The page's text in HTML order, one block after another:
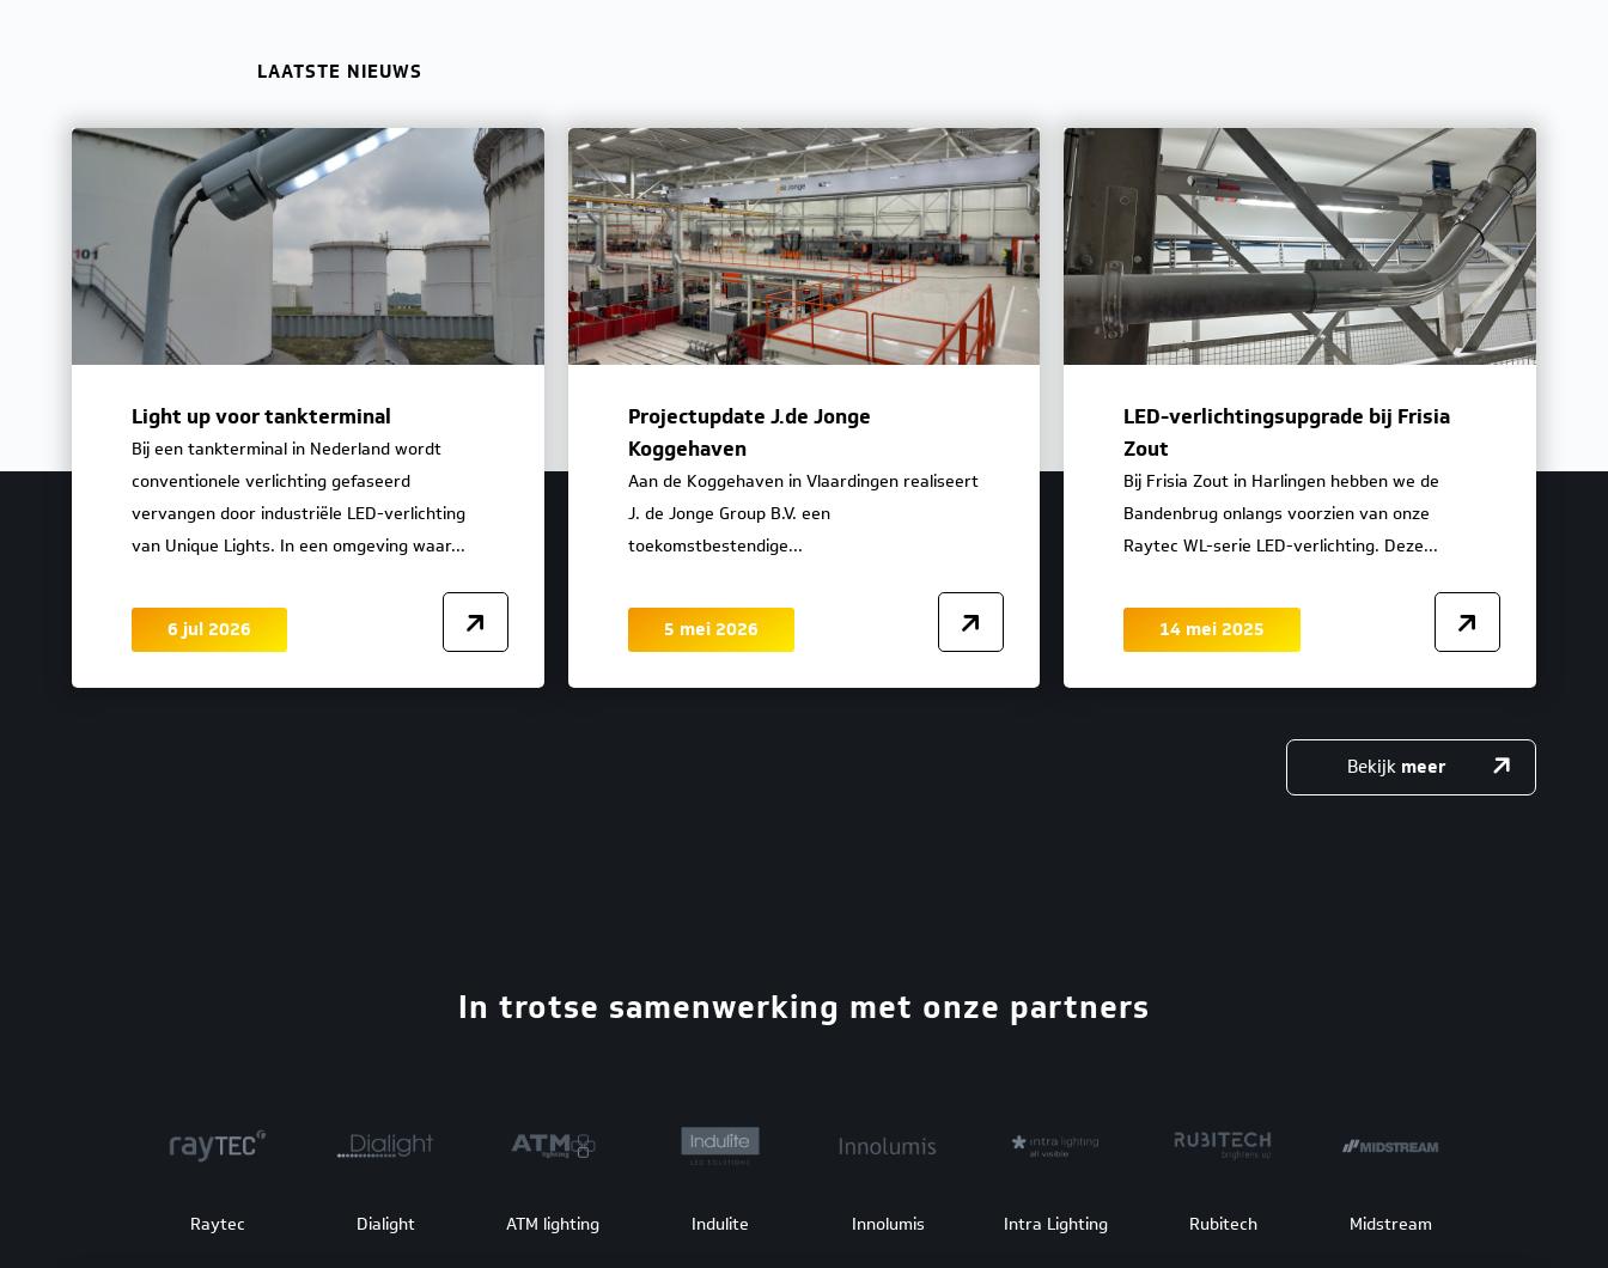
LAATSTE NIEUWS
6 jul 2026
Light up voor tankterminal
Bij een tankterminal in Nederland wordt
conventionele verlichting gefaseerd
vervangen door industriële LED-verlichting
van Unique Lights. In een omgeving waar...
5 mei 2026
Projectupdate J.de Jonge
Koggehaven
Aan de Koggehaven in Vlaardingen realiseert
J. de Jonge Group B.V. een
toekomstbestendige...
14 mei 2025
LED-verlichtingsupgrade bij Frisia
Zout
Bij Frisia Zout in Harlingen hebben we de
Bandenbrug onlangs voorzien van onze
Raytec WL-serie LED-verlichting. Deze...
Bekijk meer
In trotse samenwerking met onze partners
Raytec Dialight ATM lighting Indulite Innolumis Intra Lighting Rubitech Midstream